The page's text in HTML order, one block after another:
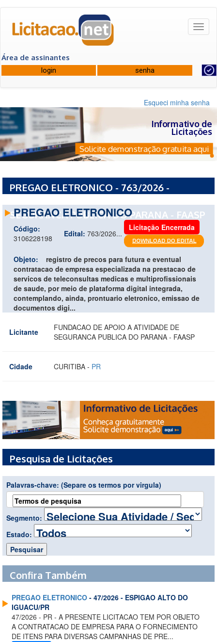
Área de assinantes
Esqueci minha senha
Informativo de
Licitações
Solicite demonstração gratuita aqui
PREGAO ELETRONICO - 763/2026 -
SEGURANCA PUBLICA DO PARANA - FAASP
PREGAO ELETRONICO
Código:
3106228198
Edital: 763/2026...
Licitação Encerrada
Objeto:
registro de precos para futura e eventual
contratacao de empresa especializada na prestacao de
servicos de teleconsultas medicas e multiprofissionais
de saude, por meio de plataforma digital integrada,
contemplando, ainda, prontuario eletronico, emissao de
documentos digi...
Licitante
FUNDACAO DE APOIO A ATIVIDADE DE
SEGURANCA PUBLICA DO PARANA - FAASP
Cidade CURITIBA - PR
Pesquisa de Licitações
Palavras-chave: (Separe os termos por virgula)
Segmento:
Estado:
Confira Também
PREGAO ELETRONICO - 47/2026 - ESPIGAO ALTO DO
IGUACU/PR
47/2026 - PR - A PRESENTE LICITACAO TEM POR OBJETO
A CONTRATACAO DE EMPRESA PARA O FORNECIMENTO
DE ITENS PARA DIVERSAS CAMPANHAS DE PRE...